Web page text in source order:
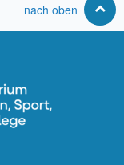
nach oben